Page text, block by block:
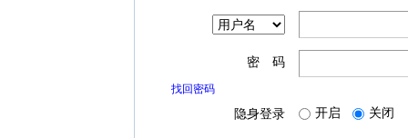
密 码
找回密码
隐身登录 开启 关闭